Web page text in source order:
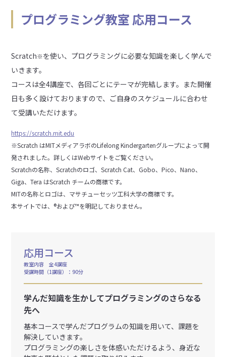
プログラミング教室 応用コース
Scratch※を使い、プログラミングに必要な知識を楽しく学んで
いきます。
コースは全4講座で、各回ごとにテーマが完結します。また開催
日も多く設けておりますので、ご自身のスケジュールに合わせ
て受講いただけます。
https://scratch.mit.edu
※Scratch はMITメディアラボのLifelong Kindergartenグループによって開
発されました。詳しくはWebサイトをご覧ください。
Scratchの名称、Scratchのロゴ、Scratch Cat、Gobo、Pico、Nano、
Giga、Tera はScratch チームの商標です。
MITの名称とロゴは、マサチューセッツ工科大学の商標です。
本サイトでは、®および™を明記しておりません。
応用コース
教室内容 全4講座
受講時間（1講座）：90分
学んだ知識を生かしてプログラミングのさらなる
先へ
基本コースで学んだプログラムの知識を用いて、課題を
解決していきます。
プログラミングの楽しさを体感いただけるよう、身近な